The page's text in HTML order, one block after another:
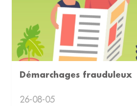
Démarchages frauduleux
26-08-05